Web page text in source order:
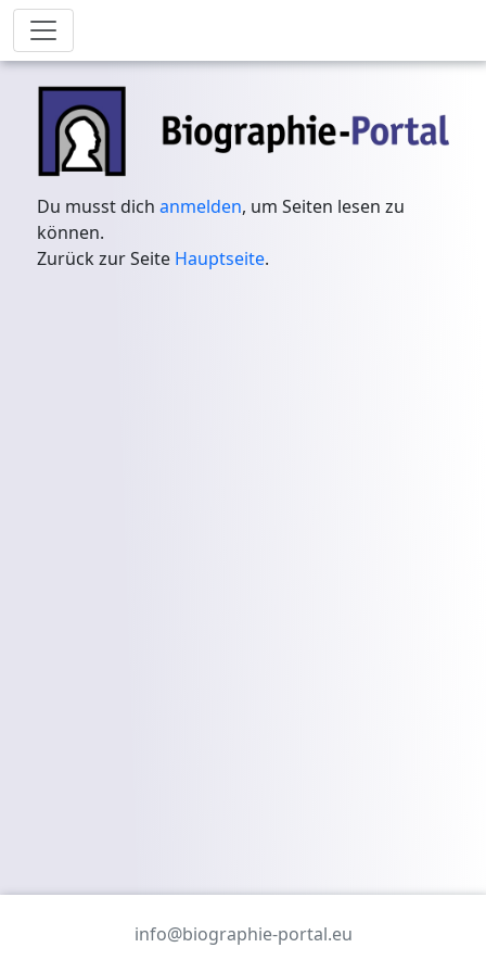
Du musst dichanmelden, um Seiten lesen zu
können.
Zurück zur Seite Hauptseite.
info@biographie-portal.eu